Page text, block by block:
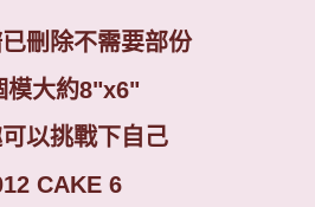
刪除不需要部份
模大約8"x6"
以挑戰下自己
CAKE 6